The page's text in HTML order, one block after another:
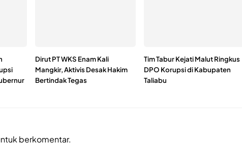
Dirut PT WKS Enam Kali
Mangkir, Aktivis Desak Hakim
Bertindak Tegas
Tim Tabur Kejati Malut Ringkus
DPO Korupsi di Kabupaten
Taliabu
berkomentar.